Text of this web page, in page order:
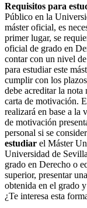
Requisitos para
Público en la
máster oficial, es
primer lugar, se
oficial de grado en
contar con un nivel
para estudiar este
cumplir con los
debe acreditar la nota
carta de motivación.
realizará en base a la
de motivación
personal si se
estudiar el Máster
Universidad de
grado en Derecho o
superior, presentar
obtenida en el grado
¿Te interesa esta